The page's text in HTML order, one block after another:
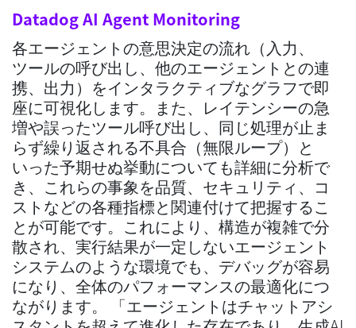
Datadog AI Agent Monitoring
各エージェントの意思決定の流れ（入力、
ツールの呼び出し、他のエージェントとの連
携、出力）をインタラクティブなグラフで即
座に可視化します。また、レイテンシーの急
増や誤ったツール呼び出し、同じ処理が止ま
らず繰り返される不具合（無限ループ）と
いった予期せぬ挙動についても詳細に分析で
き、これらの事象を品質、セキュリティ、コ
ストなどの各種指標と関連付けて把握するこ
とが可能です。これにより、構造が複雑で分
散され、実行結果が一定しないエージェント
システムのような環境でも、デバッグが容易
になり、全体のパフォーマンスの最適化につ
ながります。 「エージェントはチャットアシ